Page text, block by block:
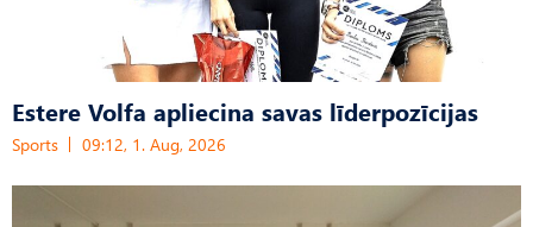
Estere Volfa apliecina savas līderpozīcijas
Sports 09:12, 1. Aug, 2026